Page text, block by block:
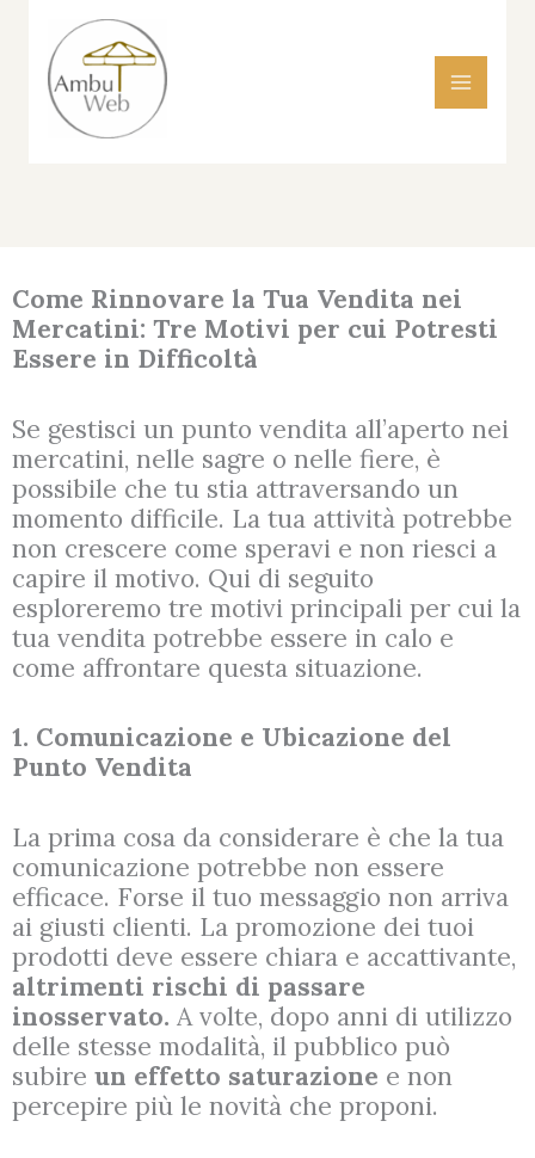
contenuto
Come Rinnovare la Tua Vendita nei
Mercatini: Tre Motivi per cui Potresti
Essere in Difficoltà
Se gestisci un punto vendita all’aperto nei
mercatini, nelle sagre o nelle fiere, è
possibile che tu stia attraversando un
momento difficile. La tua attività potrebbe
non crescere come speravi e non riesci a
capire il motivo. Qui di seguito
esploreremo tre motivi principali per cui la
tua vendita potrebbe essere in calo e
come affrontare questa situazione.
1. Comunicazione e Ubicazione del
Punto Vendita
La prima cosa da considerare è che la tua
comunicazione potrebbe non essere
efficace. Forse il tuo messaggio non arriva
ai giusti clienti. La promozione dei tuoi
prodotti deve essere chiara e accattivante,
altrimenti rischi di passare
inosservato. A volte, dopo anni di utilizzo
delle stesse modalità, il pubblico può
subire un effetto saturazione e non
percepire più le novità che proponi.